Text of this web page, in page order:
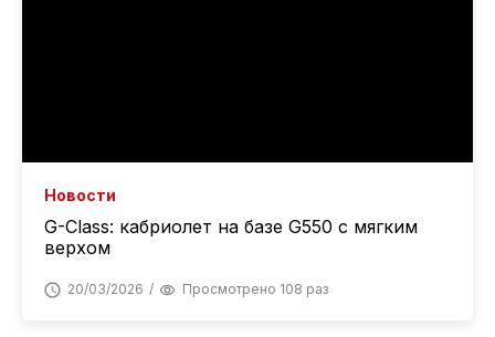
Новости
G-Class: кабриолет на базе G550 с мягким
верхом
20/03/2026 Просмотрено 108 раз